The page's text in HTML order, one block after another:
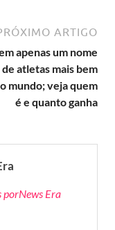
ARTIGO
apenas um nome
de atletas mais bem
mundo; veja quem
é e quanto ganha
porNews Era